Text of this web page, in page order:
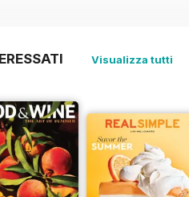
Visualizza tutti